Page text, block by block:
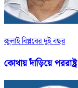
জুলাই বিপ্লবের দুই বছর
কোথায় দাঁড়িয়ে